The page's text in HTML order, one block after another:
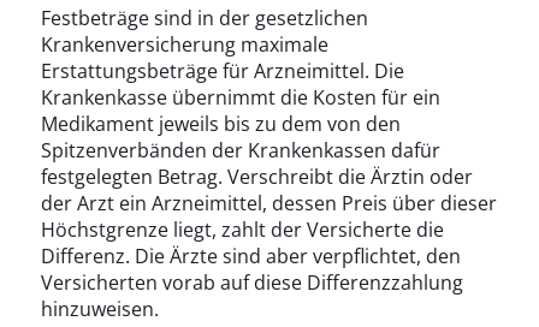
Festbeträge sind in der gesetzlichen
Krankenversicherung maximale
Erstattungsbeträge für Arzneimittel. Die
Krankenkasse übernimmt die Kosten für ein
Medikament jeweils bis zu dem von den
Spitzenverbänden der Krankenkassen dafür
festgelegten Betrag. Verschreibt die Ärztin oder
der Arzt ein Arzneimittel, dessen Preis über dieser
Höchstgrenze liegt, zahlt der Versicherte die
Differenz. Die Ärzte sind aber verpflichtet, den
Versicherten vorab auf diese Differenzzahlung
hinzuweisen.